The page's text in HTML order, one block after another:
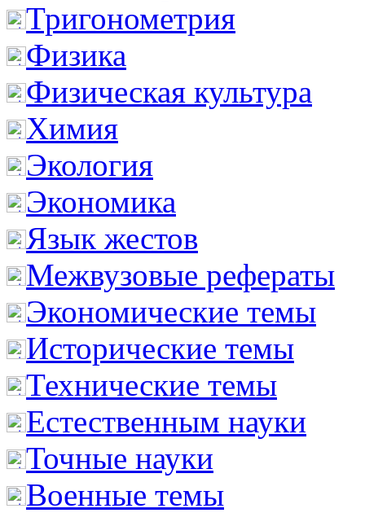
Тригонометрия
Физика
Физическая культура
Химия
Экология
Экономика
Язык жестов
Межвузовые рефераты
Экономические темы
Исторические темы
Технические темы
Естественным науки
Точные науки
Военные темы